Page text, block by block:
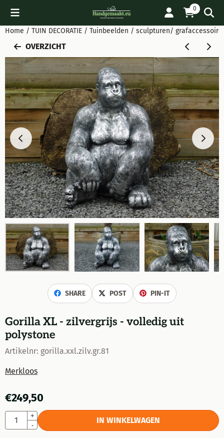
Cookievoorkeuren zijn beschikbaar. Kies instellingen of sta
0
Home / TUIN DECORATIE / Tuinbeelden / sculpturen/
OVERZICHT
SHARE POST PIN-IT
Gorilla XL - zilvergrijs - volledig uit
polystone
Artikelnr: gorilla.xxl.zilv.gr.81
Merkloos
€249,50
Aantal
+
-
IN WINKELWAGEN